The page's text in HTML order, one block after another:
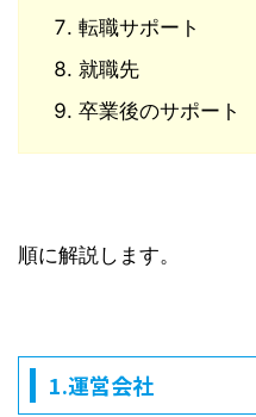
転職サポート
就職先
卒業後のサポート
順に解説します。
1.運営会社